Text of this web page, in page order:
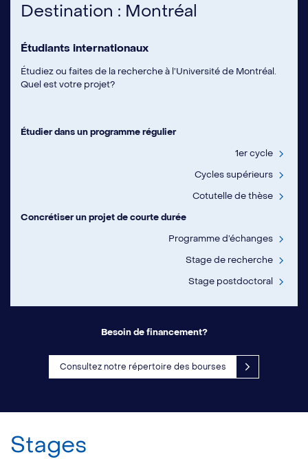
Destination : Montréal
Étudiants internationaux
Étudiez ou faites de la recherche à l’Université de Montréal.
Quel est votre projet?
Étudier dans un programme régulier
1er cycle
Cycles supérieurs
Cotutelle de thèse
Concrétiser un projet de courte durée
Programme d’échanges
Stage de recherche
Stage postdoctoral
Besoin de financement?
Consultez notre répertoire des bourses
Stages